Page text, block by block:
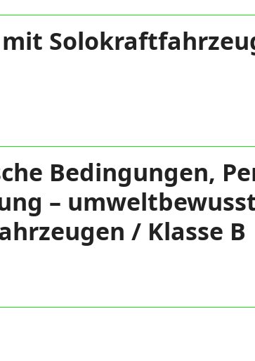
Bedingungen,
–
/ Klasse B